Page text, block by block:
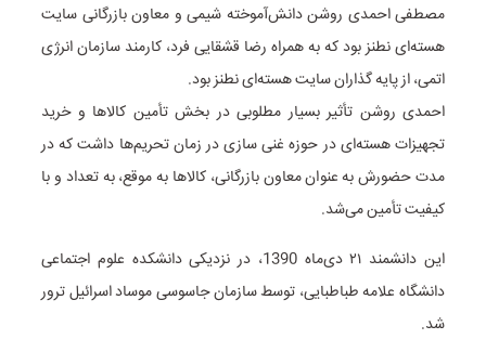
مصطفی احمدی روشن دانش‌آموخته شیمی و معاون بازرگانی سایت
هسته‌ای نطنز بود که به همراه رضا قشقایی فرد، کارمند سازمان انرژی
اتمی، از پایه گذاران سایت هسته‌ای نطنز بود.
احمدی روشن تأثیر بسیار مطلوبی در بخش تأمین کالاها و خرید
تجهیزات هسته‌ای در حوزه غنی سازی در زمان تحریم‌ها داشت که در
مدت حضورش به عنوان معاون بازرگانی، کالاها به موقع، به تعداد و با
کیفیت تأمین می‌شد.
این دانشمند ۲۱ دی‌ماه 1390، در نزدیکی دانشکده‌ علوم اجتماعی
دانشگاه علامه طباطبایی، توسط سازمان جاسوسی موساد اسرائیل ترور
شد.